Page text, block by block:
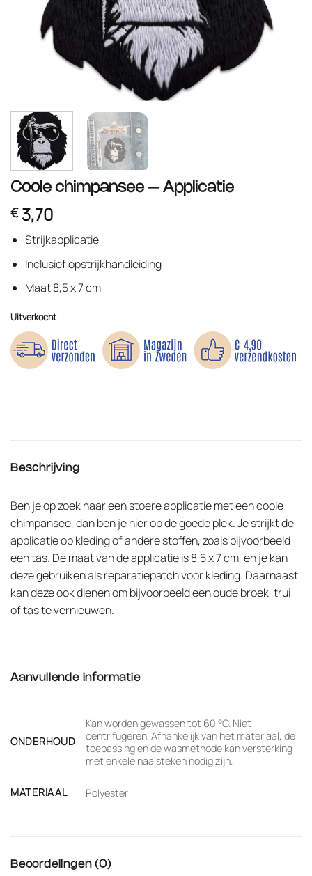
Coole chimpansee – Applicatie
€3,70
Strijkapplicatie
Inclusief opstrijkhandleiding
Maat 8,5 x 7 cm
Uitverkocht
Beschrijving
Ben je op zoek naar een stoere applicatie met een coole
chimpansee, dan ben je hier op de goede plek. Je strijkt de
applicatie op kleding of andere stoffen, zoals bijvoorbeeld
een tas. De maat van de applicatie is 8,5 x 7 cm, en je kan
deze gebruiken als reparatiepatch voor kleding. Daarnaast
kan deze ook dienen om bijvoorbeeld een oude broek, trui
of tas te vernieuwen.
Aanvullende informatie
ONDERHOUD
Kan worden gewassen tot 60 °C. Niet
centrifugeren. Afhankelijk van het materiaal, de
toepassing en de wasmethode kan versterking
met enkele naaisteken nodig zijn.
MATERIAAL Polyester
Beoordelingen (0)